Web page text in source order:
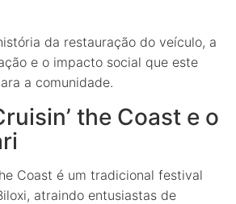
da restauração do veículo, a
e o impacto social que este
a comunidade.
the Coast e o
Coast é um tradicional festival
atraindo entusiastas de